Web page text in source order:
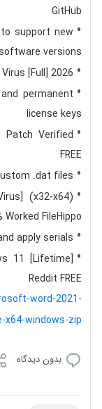
GitHub
support new
versions
[Full] 2026
permanent
license keys
Patch Verified
FREE
.dat files
(x32-x64)
Worked FileHippo
apply serials
11 [Lifetime]
Reddit FREE
word-2021-
windows-zip/
بدون دیدگاه